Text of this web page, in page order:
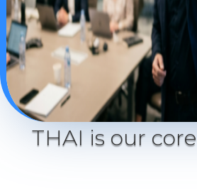
THAI is our